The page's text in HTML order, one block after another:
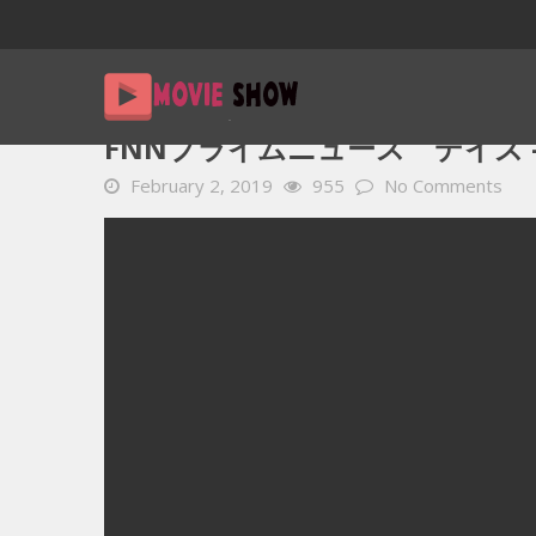
Home
FNNプライムニュース デイズ
February 2, 2019 955 No Comments